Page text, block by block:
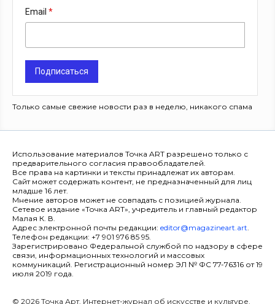
Email
Подписаться
Только самые свежие новости раз в неделю, никакого спама
Использование материалов Точка ART разрешено только с
предварительного согласия правообладателей.
Все права на картинки и тексты принадлежат их авторам.
Сайт может содержать контент, не предназначенный для лиц
младше 16 лет.
Мнение авторов может не совпадать с позицией журнала.
Сетевое издание «Точка ART», учредитель и главный редактор
Малая К. В.
Адрес электронной почты редакции: editor@magazineart.art.
Телефон редакции: +7 901 976 85 95.
Зарегистрировано Федеральной службой по надзору в сфере
связи, информационных технологий и массовых
коммуникаций. Регистрационный номер ЭЛ № ФС 77-76316 от 19
июля 2019 года.
© 2026 Точка Арт. Интернет-журнал об искусстве и культуре.